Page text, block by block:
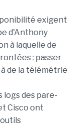
exigent
d'Anthony
à laquelle de
: passer
de la télémétrie
logs des pare-
Cisco ont